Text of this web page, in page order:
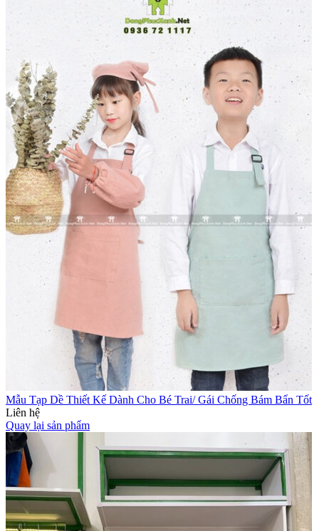
Mẫu Tạp Dề Thiết Kế Dành Cho Bé Trai/ Gái Chống Bám Bẩn Tốt
Liên hệ
Quay lại sản phẩm